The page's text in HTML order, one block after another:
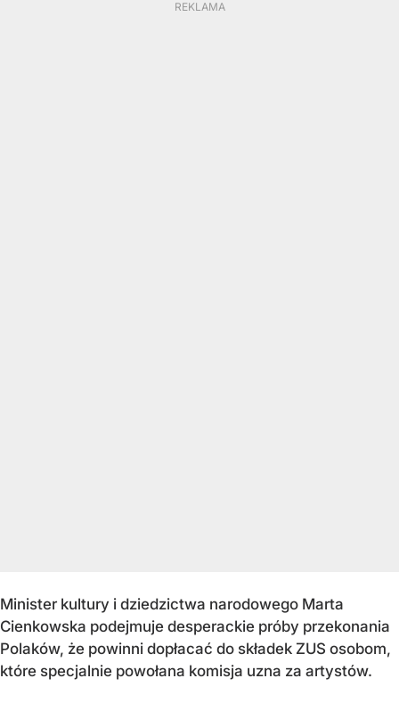
Minister kultury i dziedzictwa narodowego Marta
Cienkowska podejmuje desperackie próby przekonania
Polaków, że powinni dopłacać do składek ZUS osobom,
które specjalnie powołana komisja uzna za artystów.